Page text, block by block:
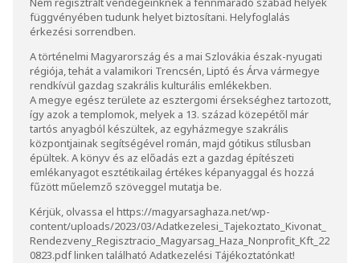
függvényében tudunk helyet biztosítani. Helyfoglalás
érkezési sorrendben.
A történelmi Magyarország és a mai Szlovákia észak-nyugati
régiója, tehát a valamikori Trencsén, Liptó és Árva vármegye
rendkívül gazdag szakrális kulturális emlékekben.
A megye egész területe az esztergomi érsekséghez tartozott,
így azok a templomok, melyek a 13. század közepétől már
tartós anyagból készültek, az egyházmegye szakrális
központjainak segítségével román, majd gótikus stílusban
épültek. A könyv és az előadás ezt a gazdag építészeti
emlékanyagot esztétikailag értékes képanyaggal és hozzá
fűzött műelemző szöveggel mutatja be.
Kérjük, olvassa el https://magyarsaghaza.net/wp-
content/uploads/2023/03/Adatkezelesi_Tajekoztato_Kivonat_
Rendezveny_Regisztracio_Magyarsag_Haza_Nonprofit_Kft_22
0823.pdflinken található Adatkezelési Tájékoztatónkat!